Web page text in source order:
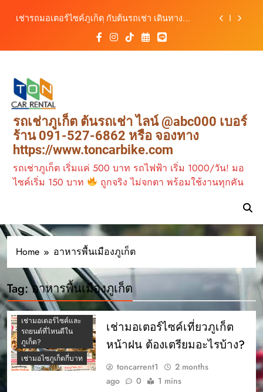
เช่ารถมอเตอร์ไซค์ภูเก็ต กับต้นรถเช่า เดินทาง
ต้นรถเช่า ครบทุกฟังก์ชันการใช้งาน ครบทุกประเภท
รถ ตอบโจทย์ทุกการเดินทางในภูเก็ต
สิงหาคม–ตุลาคม 2569
ต้นรถเช่าภูเก็ต บริการรถเช่าครบวงจร ราคาคุ้มค่า
เดินทางสะดวกทุกเส้นทาง
เช่ารถมอเตอร์ไซค์ภูเก็ต กับต้นรถเช่า เดินทาง
สะดวก ราคาประหยัด เริ่มต้นเพียง 150 บาท/วัน
ต้นรถเช่า ครบทุกฟังก์ชันการใช้งาน ครบทุกประเภท
รถ ตอบโจทย์ทุกการเดินทางในภูเก็ต
รถเช่าภูเก็ต ต้นรถเช่า ไลน์ @abc000 เบอร์
ร้าน 091-527-6862 หรือ จองทาง
https://www.toncarbike.com
รถเช่าภูเก็ต เริ่มแค่ 500 บาท รถไฟฟ้า เริ่ม 1000/วัน! มอ
ไซค์เริ่ม 150 บาท
ถูกจริง ไม่จกตา พร้อมใช้งานทุกคัน
Home อาหารพื้นเมืองภูเก็ต
Tag:อาหารพื้นเมืองภูเก็ต
เช่ามอเตอร์ไซค์ 2026
2569
เช่ามอเตอร์ไซค์ ภูเก็ต
เช่ามอเตอร์ไซค์ ภูเก็ต
รุ่นไหนดี
เช่ามอเตอร์ไซค์ภูเก็ต
ปี 2569
เช่ามอเตอร์ไซค์และ
รถยนต์ที่ไหนดีใน
ภูเก็ต?
เช่ามอไซภูเก็ตกี่บาท
เช่ามอเตอร์ไซค์เที่ยวภูเก็ต
หน้าฝน ต้องเตรียมอะไรบ้าง?
toncarrent1
2 months
ago
0 1 mins